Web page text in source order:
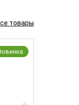
товары